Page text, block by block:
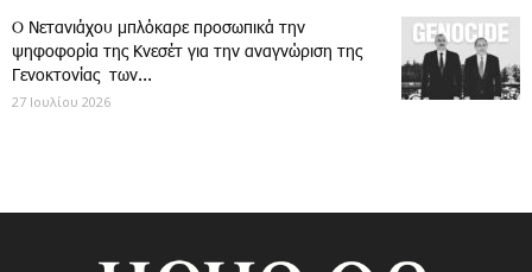
Ο Νετανιάχου μπλόκαρε προσωπικά την
ψηφοφορία της Κνεσέτ για την αναγνώριση της
Γενοκτονίας των...
27 Ιουλίου 2026